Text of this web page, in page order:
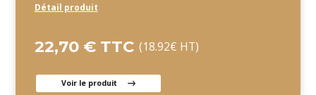
Détail produit
22,70 € TTC (18.92€ HT)
Voir le produit